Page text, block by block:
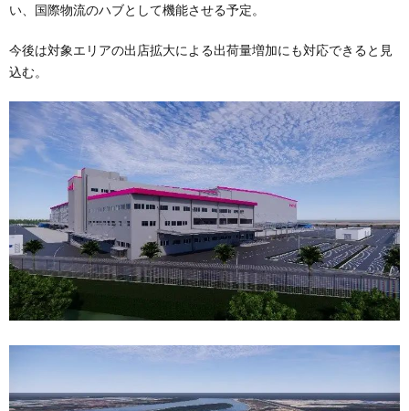
い、国際物流のハブとして機能させる予定。
今後は対象エリアの出店拡大による出荷量増加にも対応できると見
込む。